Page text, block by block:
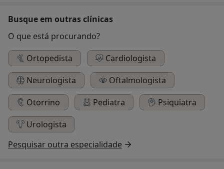
Busque em outras clínicas
O que está procurando?
Ortopedista
Cardiologista
Neurologista
Oftalmologista
Otorrino
Pediatra
Psiquiatra
Urologista
Pesquisar outra especialidade